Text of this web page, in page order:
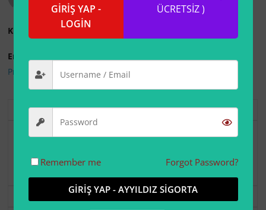
Kullanıcı Adı:
Email:
Profili Düzenle|Parola Değiştir
1 Year Membership
sonra sona erer.
GİRİŞ YAP -
LOGİN
ÜCRETSİZ )
Remember me Forgot Password?
GİRİŞ YAP - AYYILDIZ SİGORTA